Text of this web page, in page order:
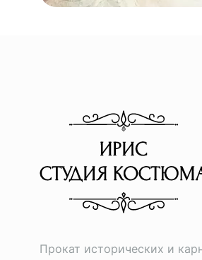
Прокат исторических и